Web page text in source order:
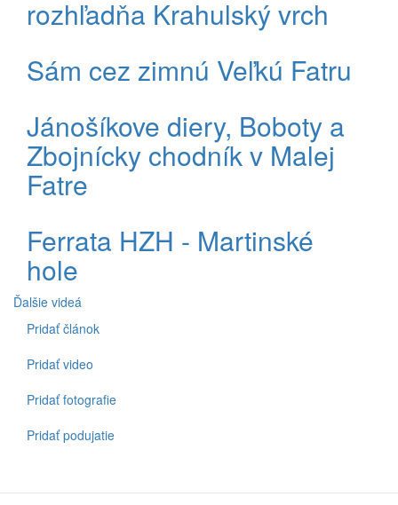
rozhľadňa Krahulský vrch
Sám cez zimnú Veľkú Fatru
Jánošíkove diery, Boboty a
Zbojnícky chodník v Malej
Fatre
Ferrata HZH - Martinské
hole
Ďalšie videá
Spodné
menu
Pridať článok
Pridať video
Pridať fotografie
Pridať podujatie